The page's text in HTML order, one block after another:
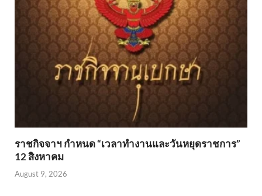
ราชกิจจาฯ กำหนด “เวลาทำงานและวันหยุดราชการ”
12 สิงหาคม
August 9, 2026